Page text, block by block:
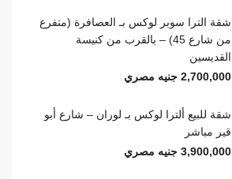
شقة الترا سوبر لوكس بـ العصافرة (متفرع
من شارع 45) – بالقرب من كنيسة
القديسين
2,700,000 جنيه مصري
شقة للبيع ألترا لوكس بـ لوران – شارع أبو
قير مباشر
3,900,000 جنيه مصري